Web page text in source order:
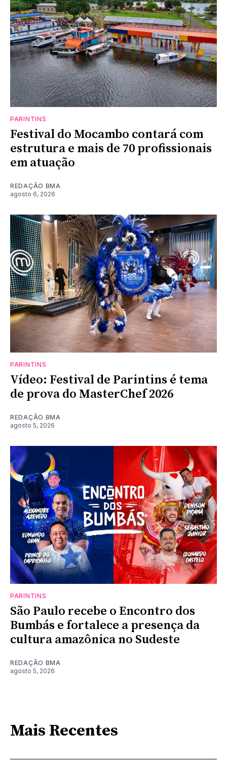
PARINTINS
Festival do Mocambo contará com
estrutura e mais de 70 profissionais
em atuação
REDAÇÃO BMA
agosto 6, 2026
PARINTINS
Vídeo: Festival de Parintins é tema
de prova do MasterChef 2026
REDAÇÃO BMA
agosto 5, 2026
PARINTINS
São Paulo recebe o Encontro dos
Bumbás e fortalece a presença da
cultura amazônica no Sudeste
REDAÇÃO BMA
agosto 5, 2026
Mais Recentes